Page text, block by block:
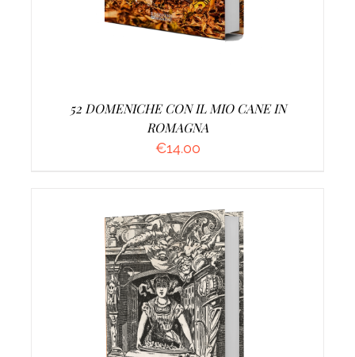
52 DOMENICHE CON IL MIO CANE IN
ROMAGNA
€14.00
AGGIUNGI AL CARRELLO / DETTAGLI